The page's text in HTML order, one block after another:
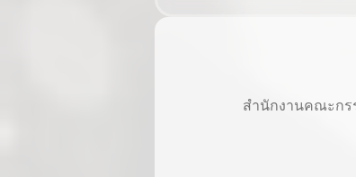
สำนักงานคณะกร